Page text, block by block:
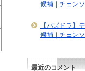
候補｜チェン
【パズドラ】
候補｜チェン
最近のコメント